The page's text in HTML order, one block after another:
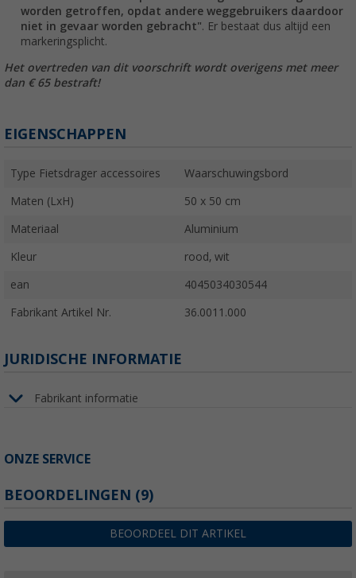
worden getroffen, opdat andere weggebruikers daardoor
niet in gevaar worden gebracht". Er bestaat dus altijd een
markeringsplicht.
Het overtreden van dit voorschrift wordt overigens met meer
dan € 65 bestraft!
EIGENSCHAPPEN
Type Fietsdrager accessoires Waarschuwingsbord
Maten (LxH) 50 x 50 cm
Materiaal Aluminium
Kleur rood, wit
ean 4045034030544
Fabrikant Artikel Nr. 36.0011.000
JURIDISCHE INFORMATIE
Fabrikant informatie
ONZE SERVICE
BEOORDELINGEN (9)
BEOORDEEL DIT ARTIKEL